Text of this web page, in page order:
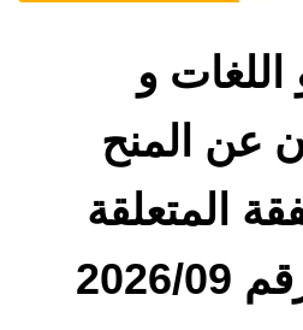
اللغات و
عن المنح
المتعلقة
09